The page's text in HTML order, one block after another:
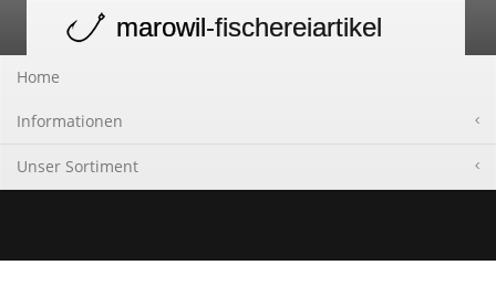
navigation
marowil-fischereiartikel
Home
Informationen
Unser Sortiment